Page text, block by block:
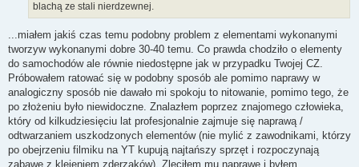
blachą ze stali nierdzewnej.
...miałem jakiś czas temu podobny problem z elementami wykonanymi
tworzyw wykonanymi dobre 30-40 temu. Co prawda chodziło o elementy
do samochodów ale równie niedostępne jak w przypadku Twojej CZ.
Próbowałem ratować się w podobny sposób ale pomimo naprawy w
analogiczny sposób nie dawało mi spokoju to nitowanie, pomimo tego, że
po złożeniu było niewidoczne. Znalazłem poprzez znajomego człowieka,
który od kilkudziesięciu lat profesjonalnie zajmuje się naprawą /
odtwarzaniem uszkodzonych elementów (nie mylić z zawodnikami, którzy
po obejrzeniu filmiku na YT kupują najtańszy sprzęt i rozpoczynają
zabawę z klejeniem zderzaków). Zleciłem mu naprawę i byłem